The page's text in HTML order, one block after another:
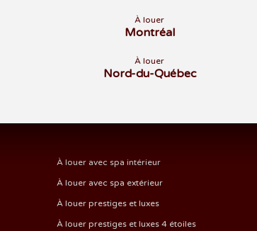
À louer
Montréal
À louer
Nord-du-Québec
À louer avec spa intérieur
À louer avec spa extérieur
À louer prestiges et luxes
À louer prestiges et luxes 4 étoiles